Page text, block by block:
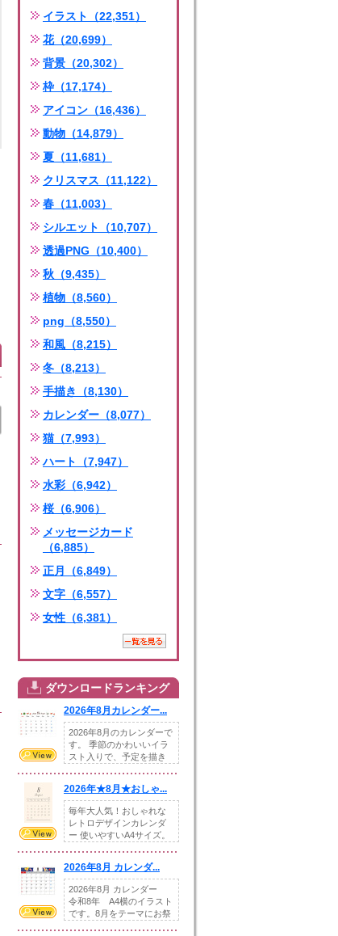
イラスト（22,351）
花（20,699）
背景（20,302）
枠（17,174）
アイコン（16,436）
動物（14,879）
夏（11,681）
クリスマス（11,122）
春（11,003）
シルエット（10,707）
透過PNG（10,400）
秋（9,435）
植物（8,560）
png（8,550）
和風（8,215）
冬（8,213）
手描き（8,130）
カレンダー（8,077）
猫（7,993）
ハート（7,947）
水彩（6,942）
桜（6,906）
メッセージカード
（6,885）
正月（6,849）
文字（6,557）
女性（6,381）
ダウンロードランキング
2026年8月カレンダー...
2026年8月のカレンダーで
す。 季節のかわいいイラ
スト入りで、予定を描き
2026年★8月★おしゃ...
毎年大人気！おしゃれな
レトロデザインカレンダ
ー 使いやすいA4サイズ。
2026年8月 カレンダ...
2026年8月 カレンダー
令和8年 A4横のイラスト
です。8月をテーマにお祭